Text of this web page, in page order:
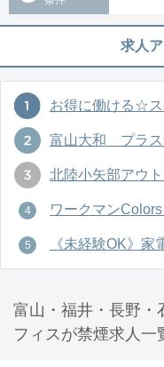
求人
お得に働ける☆ス
富山大和 プラ
北陸小矢部アウ
ワークマン
《未経験OK》
富山・福井・長野・
フィスが禁煙求人一